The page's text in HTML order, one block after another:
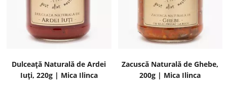
Dulceață Naturală de Ardei
Iuți, 220g | Mica Ilinca
Zacuscă Naturală de Ghebe,
200g | Mica Ilinca